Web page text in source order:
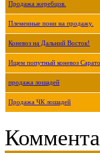
Продажа жеребцов.
Племенные пони на продажу.
Коневоз на Дальний Восток!
Ищем попутный коневоз
продажа лошадей
Продажа ЧК лошадей